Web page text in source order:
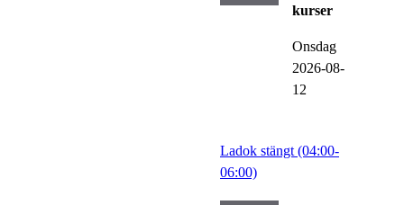
kurser
Onsdag
2026-08-
12
Ladok stängt (04:00-
06:00)